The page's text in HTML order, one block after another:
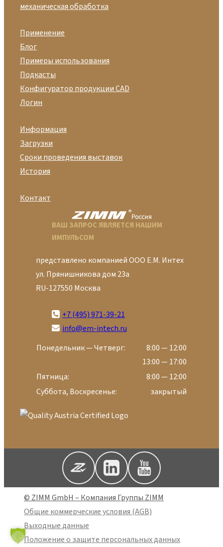
механическая обработка
Применение
Блог
Примеры использования
Подкасты
Конфигуратор продукции CAD
Логин
Информация
Загрузки
Сроки проведения выставок
История
Контакт
ВАШ ЗАПРОС ЯВЛЯЕТСЯ НАШИМ
ИМПУЛЬСОМ
представлено компанией ООО Е.М. Интех
ул. Прянишникова дом 23а
RU-127550 Москва
+7 (495) 971-39-21
info@em-intech.ru
Понедельник — Четверг:
8:00 — 12:00
13:00 — 17:00
Пятница:
8:00 — 12:00
Суббота, Воскресенье:
закрытый
© ZIMM GmbH – Компания Группы ZIMM
Общие коммерческие условия (AGB)
Выходные данные
Положение о защите персональных данных